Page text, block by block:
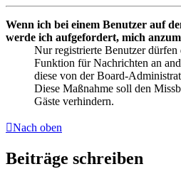
Wenn ich bei einem Benutzer auf
werde ich aufgefordert, mich
Nur registrierte Benutzer
Funktion für Nachrichten an
diese von der Board-
Diese Maßnahme soll den
Gäste verhindern.
Nach oben
Beiträge schreiben